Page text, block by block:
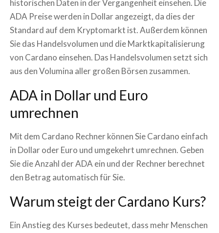
historischen Daten in der Vergangenheit einsehen. Die
ADA Preise werden in Dollar angezeigt, da dies der
Standard auf dem Kryptomarkt ist. Außerdem können
Sie das Handelsvolumen und die Marktkapitalisierung
von Cardano einsehen. Das Handelsvolumen setzt sich
aus den Volumina aller großen Börsen zusammen.
ADA in Dollar und Euro
umrechnen
Mit dem Cardano Rechner können SieCardano einfach
in Dollar oder Euro und umgekehrt umrechnen. Geben
Sie die Anzahl derADA ein und der Rechner berechnet
den Betrag automatisch für Sie.
Warum steigt derCardano Kurs?
Ein Anstieg des Kurses bedeutet, dass mehr Menschen